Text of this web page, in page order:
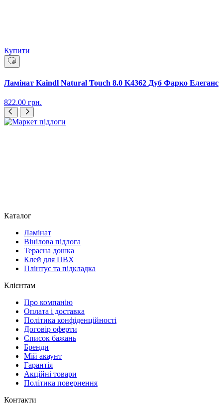
Купити
Ламінат Kaindl Natural Touch 8.0 K4362 Дуб Фарко Елеганс
822.00 грн.
Каталог
Ламінат
Вінілова підлога
Терасна дошка
Клей для ПВХ
Плінтус та підкладка
Клієнтам
Про компанію
Оплата і доставка
Політика конфіденційності
Договір оферти
Список бажань
Бренди
Мій акаунт
Гарантія
Акційні товари
Політика повернення
Контакти